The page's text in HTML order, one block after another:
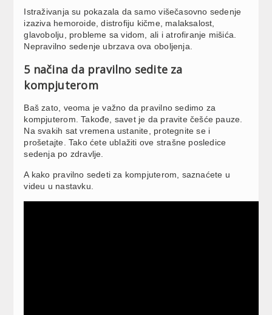
Istraživanja su pokazala da samo višečasovno sedenje
izaziva hemoroide, distrofiju kičme, malaksalost,
glavobolju, probleme sa vidom, ali i atrofiranje mišića.
Nepravilno sedenje ubrzava ova oboljenja.
5 načina da pravilno sedite za
kompjuterom
Baš zato, veoma je važno da pravilno sedimo za
kompjuterom. Takođe, savet je da pravite češće pauze.
Na svakih sat vremena ustanite, protegnite se i
prošetajte. Tako ćete ublažiti ove strašne posledice
sedenja po zdravlje.
A kako pravilno sedeti za kompjuterom, saznaćete u
videu u nastavku.